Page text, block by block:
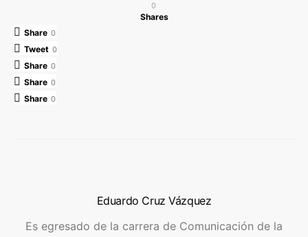
0
Shares
Share 0
Tweet 0
Share 0
Share 0
Share 0
Eduardo Cruz Vázquez
Es egresado de la carrera de Comunicación de la